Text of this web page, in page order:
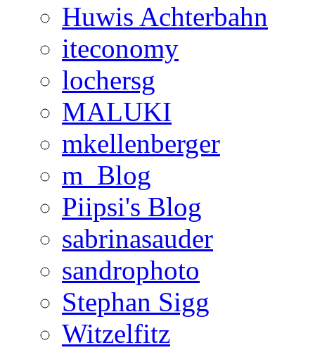
Huwis Achterbahn
iteconomy
lochersg
MALUKI
mkellenberger
m_Blog
Piipsi's Blog
sabrinasauder
sandrophoto
Stephan Sigg
Witzelfitz